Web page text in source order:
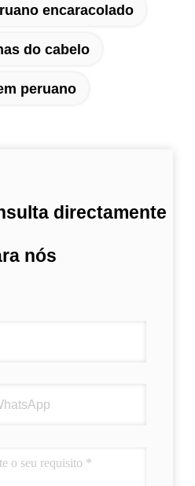
encaracolado
do cabelo
peruano
directamente
nós